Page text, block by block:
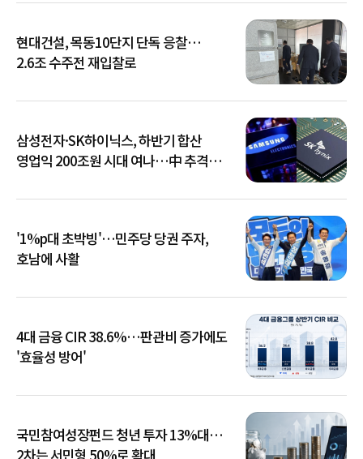
현대건설, 목동10단지 단독 응찰…
2.6조 수주전 재입찰로
삼성전자·SK하이닉스, 하반기 합산
영업익 200조원 시대 여나…中 추격은
'1%p대 초박빙'…민주당 당권 주자,
호남에 사활
4대 금융 CIR 38.6%…판관비 증가에도
'효율성 방어'
국민참여성장펀드 청년 투자 13%대…
2차는 서민형 50%로 확대